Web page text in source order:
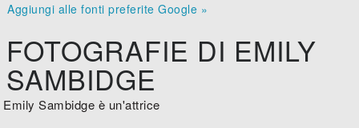
Aggiungi alle fonti preferite Google »
FOTOGRAFIE DI EMILY
SAMBIDGE
Emily Sambidge è un'attrice